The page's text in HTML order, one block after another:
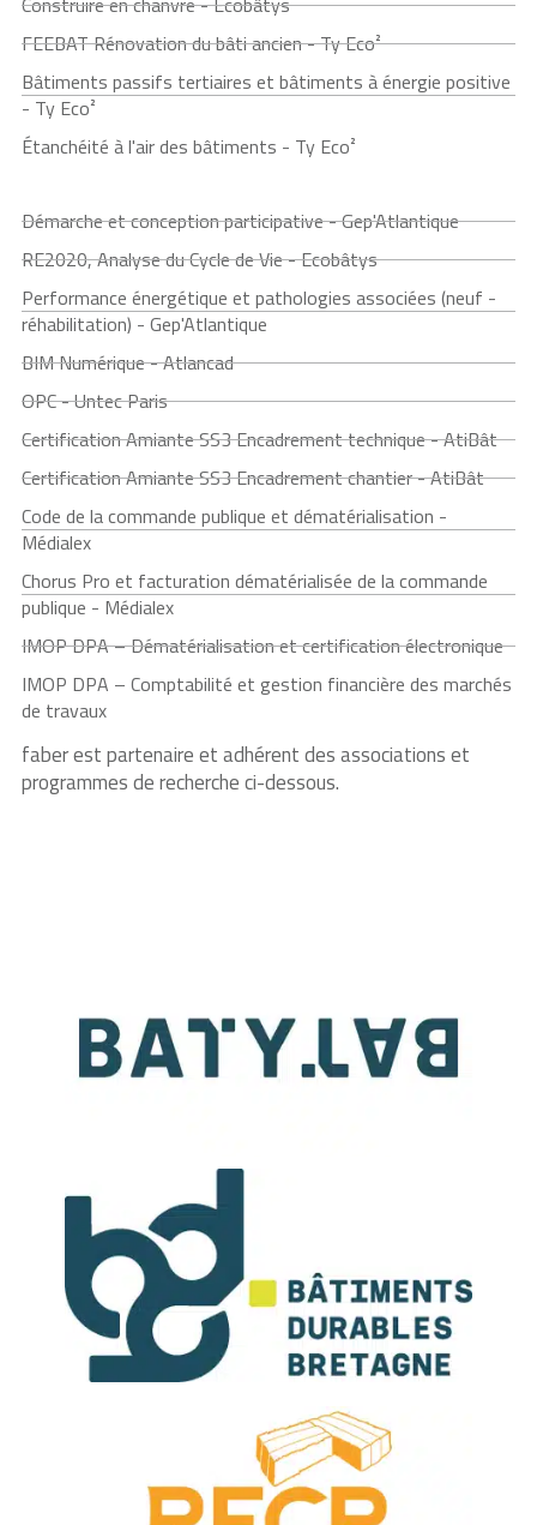
FEEBAT Rénovation du bâti ancien - Ty Eco²
Bâtiments passifs tertiaires et bâtiments à énergie positive
- Ty Eco²
Étanchéité à l'air des bâtiments - Ty Eco²
Démarche et conception participative - Gep'Atlantique
RE2020, Analyse du Cycle de Vie - Ecobâtys
Performance énergétique et pathologies associées (neuf -
réhabilitation) - Gep'Atlantique
BIM Numérique - Atlancad
OPC - Untec Paris
Certification Amiante SS3 Encadrement technique - AtiBât
Certification Amiante SS3 Encadrement chantier - AtiBât
Code de la commande publique et dématérialisation -
Médialex
Chorus Pro et facturation dématérialisée de la commande
publique - Médialex
IMOP DPA – Dématérialisation et certification électronique
IMOP DPA – Comptabilité et gestion financière des marchés
de travaux
faber est partenaire et adhérent des associations et
programmes de recherche ci-dessous.